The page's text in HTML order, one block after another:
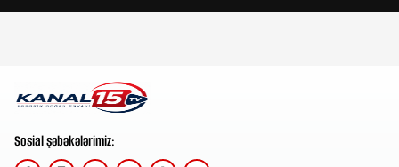
Sosial şəbəkələrimiz: